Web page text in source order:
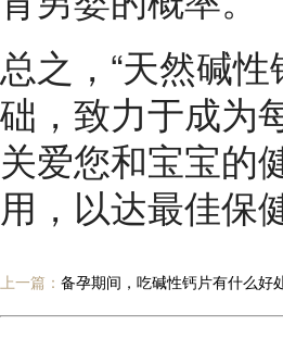
总之，“天然碱
础，致力于成为
关爱您和宝宝的
用，以达最佳保
上一篇： 备孕期间，吃碱性钙片有什么好